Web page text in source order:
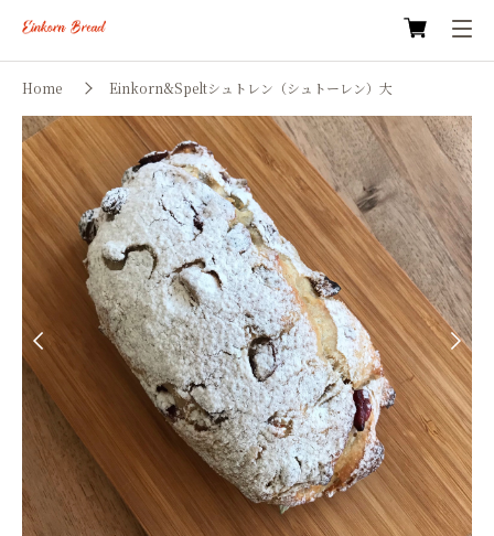
Home Einkorn&Speltシュトレン（シュトーレン）大
Previous Next